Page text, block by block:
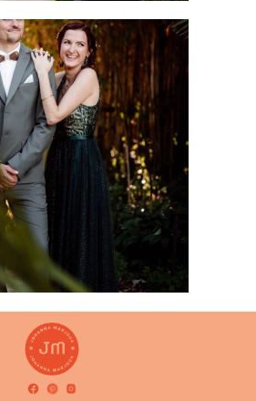
de Flaugergues : elle a osé la
(et imposé le blanc aux invités)
LA SUITE